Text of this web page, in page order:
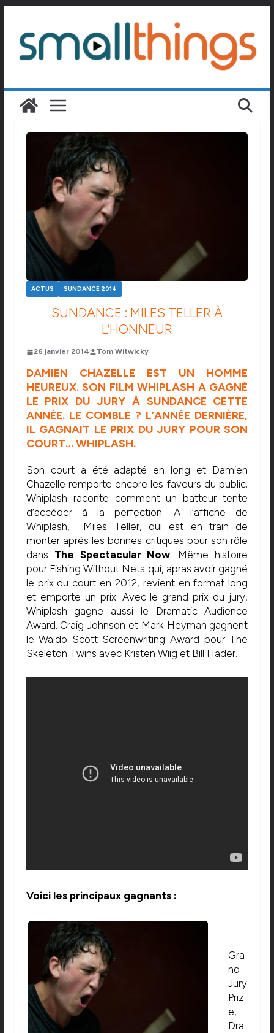
contenu
ACTUS SUNDANCE 2014
SUNDANCE : MILES TELLER À
L’HONNEUR
26 janvier 2014 Tom Witwicky
DAMIEN CHAZELLE EST UN HOMME
HEUREUX. SON FILM WHIPLASH A GAGNÉ
LE PRIX DU JURY À SUNDANCE CETTE
ANNÉE. LE COMBLE ? L’ANNÉE DERNIÈRE,
IL GAGNAIT LE PRIX DU JURY POUR SON
COURT… WHIPLASH.
Son court a été adapté en long et Damien
Chazelle remporte encore les faveurs du public.
Whiplash raconte comment un batteur tente
d’accéder à la perfection. A l’affiche de
Whiplash, Miles Teller, qui est en train de
monter après les bonnes critiques pour son rôle
dans The Spectacular Now. Même histoire
pour Fishing Without Nets qui, apras avoir gagné
le prix du court en 2012, revient en format long
et emporte un prix. Avec le grand prix du jury,
Whiplash gagne aussi le Dramatic Audience
Award. Craig Johnson et Mark Heyman gagnent
le Waldo Scott Screenwriting Award pour The
Skeleton Twins avec Kristen Wiig et Bill Hader.
Voici les principaux gagnants :
Gra
nd
Jury
Priz
e,
Dra